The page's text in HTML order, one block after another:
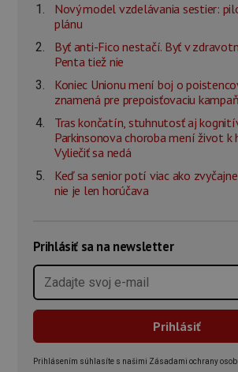
Nový model vzdelávania sestier:
plánu
Byť anti-Fico nestačí. Byť v
Penta tiež nie
Koniec Unionu mení boj o
znamená pre prepoisťovaciu
Tras končatín, stuhnutosť aj
Parkinsonova choroba mení život k
Vyliečiť sa nedá
Keď sa senior potí viac ako
nie je len horúčava
Prihlásiť sa na newsletter
Prihlásením súhlasíte s našimi Zásadami ochrany